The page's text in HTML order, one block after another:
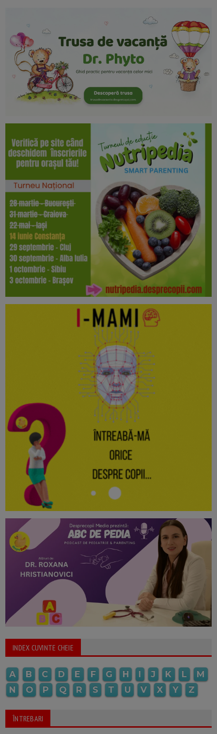
INDEX CUVINTE CHEIE
A B C D E F G H I J K L
M
N
O P Q R S T U V X Y Z
ÎNTREBARI